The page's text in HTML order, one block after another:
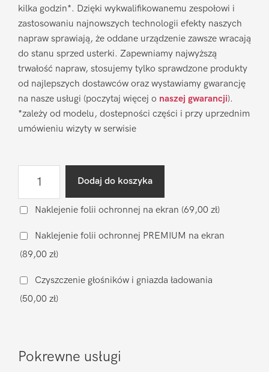
kilka godzin*. Dzięki wykwalifikowanemu zespołowi i
zastosowaniu najnowszych technologii efekty naszych
napraw sprawiają, że oddane urządzenie zawsze wracają
do stanu sprzed usterki. Zapewniamy najwyższą
trwałość napraw, stosujemy tylko sprawdzone produkty
od najlepszych dostawców oraz wystawiamy gwarancję
na nasze usługi (poczytaj więcej o naszej gwarancji).
*zależy od modelu, dostepności części i przy uprzednim
umówieniu wizyty w serwisie
baterii
oryginalną
Samsung
Galaxy
M55
Dodaj do koszyka
Naklejenie folii ochronnej na ekran (69,00 zł)
Naklejenie folii ochronnej PREMIUM na ekran
(89,00 zł)
Czyszczenie głośników i gniazda ładowania
(50,00 zł)
Pokrewne usługi